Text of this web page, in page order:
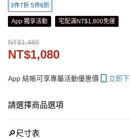
3件7折 5件6折
App 獨享活動 宅配滿NT$1,800免運
NT$1,480
NT$1,080
App 結帳可享專屬活動優惠價 立即
請選擇商品選項
🔎尺寸表